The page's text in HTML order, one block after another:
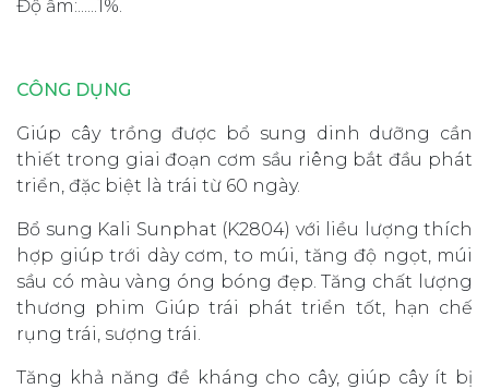
Độ ẩm:......1%.
CÔNG DỤNG
Giúp cây trồng được bổ sung dinh dưỡng cần
thiết trong giai đoạn cơm sầu riêng bắt đầu phát
triển, đặc biệt là trái từ 60 ngày.
Bổ sung Kali Sunphat (K2804) với liều lượng thích
hợp giúp trới dày cơm, to múi, tăng độ ngọt, múi
sầu có màu vàng óng bóng đẹp. Tăng chất lượng
thương phim Giúp trái phát triển tốt, hạn chế
rụng trái, sượng trái.
Tăng khả năng đề kháng cho cây, giúp cây ít bị